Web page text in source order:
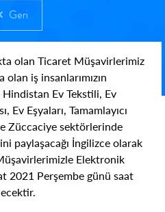
Geri
olan Ticaret Müşavirlerimiz
iş insanlarımızın
Hindistan Ev Tekstili, Ev
Ev Eşyaları, Tamamlayıcı
Züccaciye sektörlerinde
paylaşacağı İngilizce olarak
Elektronik
2021 Perşembe günü saat